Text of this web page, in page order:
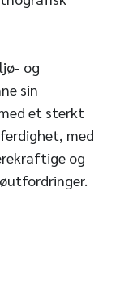
og
sin
et sterkt
med
og